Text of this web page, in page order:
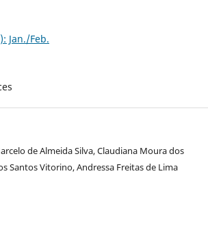
Jan./Feb.
de Almeida Silva, Claudiana Moura dos
Santos Vitorino, Andressa Freitas de Lima